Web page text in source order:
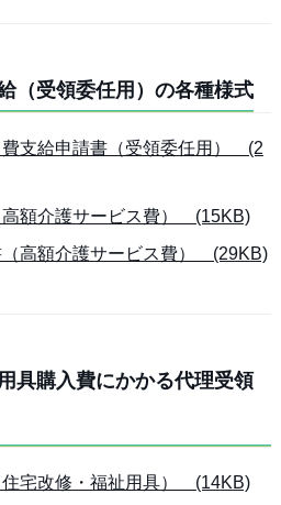
（受領委任用）の各種様式
費支給申請書（受領委任用） (2
高額介護サービス費） (15KB)
（高額介護サービス費） (29KB)
具購入費にかかる代理受領
住宅改修・福祉用具） (14KB)